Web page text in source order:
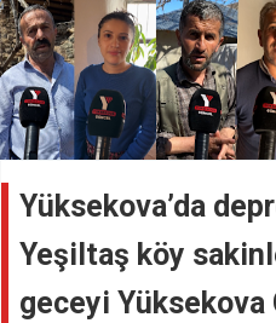
Yüksekova’da
Yeşiltaş köy
geceyi Yüksekova